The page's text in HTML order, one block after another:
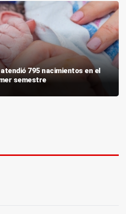
795 nacimientos en el
semestre